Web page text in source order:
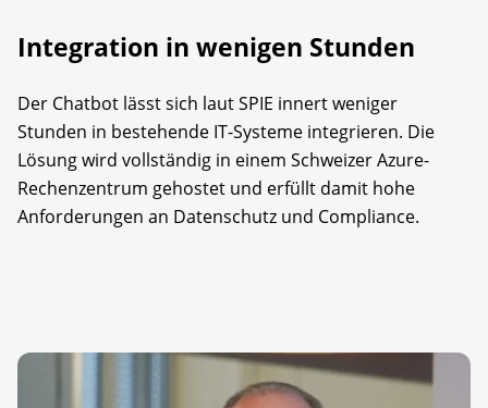
Integration in wenigen Stunden
Der Chatbot lässt sich laut SPIE innert weniger
Stunden in bestehende IT-Systeme integrieren. Die
Lösung wird vollständig in einem Schweizer Azure-
Rechenzentrum gehostet und erfüllt damit hohe
Anforderungen an Datenschutz und Compliance.